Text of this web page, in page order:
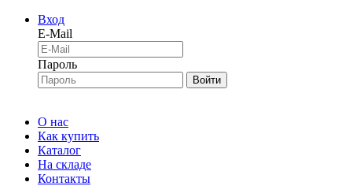
Вход
E-Mail
Пароль
Войти
О нас
Как купить
Каталог
На складе
Контакты